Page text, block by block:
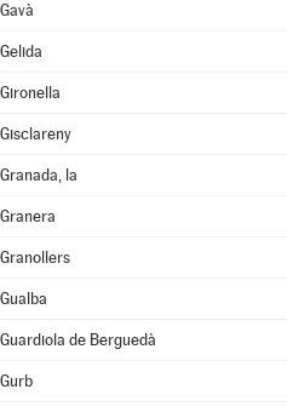
Gavà
Gelida
Gironella
Gisclareny
Granada, la
Granera
Granollers
Gualba
Guardiola de Berguedà
Gurb